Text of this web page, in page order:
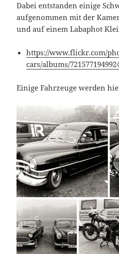
Dabei entstanden einige
aufgenommen mit der
und auf einem Labaphot
https://www.flickr.com/
cars/albums/
Einige Fahrzeuge werden